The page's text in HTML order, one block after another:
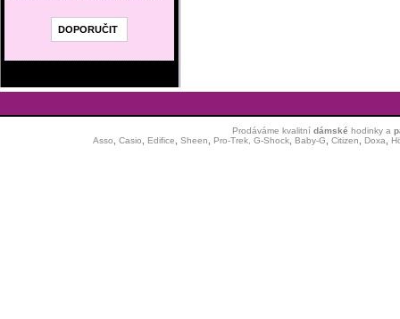
Prodáváme kvalitní dámské hodinkya
Asso
Casio Edifice Sheen Pro-Trek, G-Shock, Baby-G Citizen Doxa